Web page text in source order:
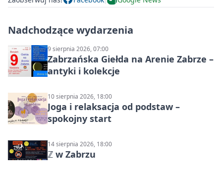
Nadchodzące wydarzenia
9 sierpnia 2026, 07:00
Zabrzańska Giełda na Arenie Zabrze –
antyki i kolekcje
10 sierpnia 2026, 18:00
Joga i relaksacja od podstaw –
spokojny start
14 sierpnia 2026, 18:00
ℤ w Zabrzu